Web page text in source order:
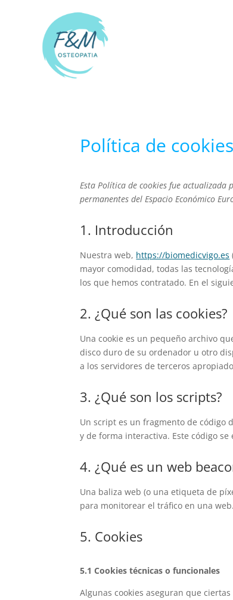
Política de cookies
Esta Política de cookies fue actualizada
permanentes del Espacio Económico
1. Introducción
Nuestra web, https://biomedicvigo.es
mayor comodidad, todas las
los que hemos contratado. En el
2. ¿Qué son las cookies?
Una cookie es un pequeño archivo
disco duro de su ordenador u otro
a los servidores de terceros
3. ¿Qué son los scripts?
Un script es un fragmento de código
y de forma interactiva. Este código
4. ¿Qué es un web
Una baliza web (o una etiqueta de
para monitorear el tráfico en una
5. Cookies
5.1 Cookies técnicas o funcionales
Algunas cookies aseguran que